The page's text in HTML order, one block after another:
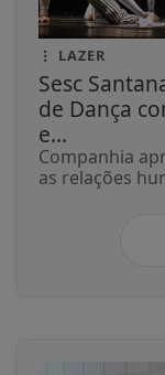
LAZER
Sesc
de Dança
e...
Companhia
as relações